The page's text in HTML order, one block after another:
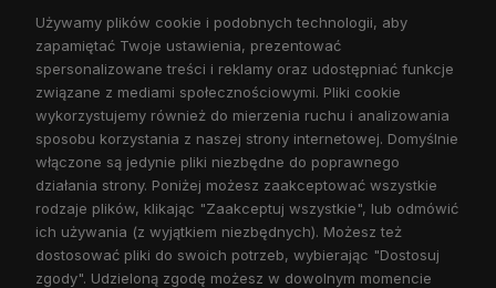
OBSŁUGA KLIENTA
POMOC
MOJE KONTO
Używamy plików cookie i podobnych technologii, aby
zapamiętać Twoje ustawienia, prezentować
spersonalizowane treści i reklamy oraz udostępniać funkcje
związane z mediami społecznościowymi. Pliki cookie
wykorzystujemy również do mierzenia ruchu i analizowania
sposobu korzystania z naszej strony internetowej. Domyślnie
włączone są jedynie pliki niezbędne do poprawnego
działania strony. Poniżej możesz zaakceptować wszystkie
rodzaje plików, klikając "Zaakceptuj wszystkie", lub odmówić
ich używania (z wyjątkiem niezbędnych). Możesz też
dostosować pliki do swoich potrzeb, wybierając "Dostosuj
zgody". Udzieloną zgodę możesz w dowolnym momencie